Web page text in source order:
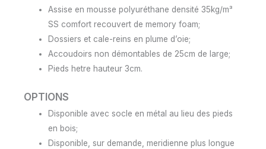
Assise en mousse polyuréthane densité 35kg/m³
SS comfort recouvert de memory foam;
Dossiers et cale-reins en plume d’oie;
Accoudoirs non démontables de 25cm de large;
Pieds hetre hauteur 3cm.
OPTIONS
Disponible avec socle en métal au lieu des pieds
en bois;
Disponible, sur demande, meridienne plus longue